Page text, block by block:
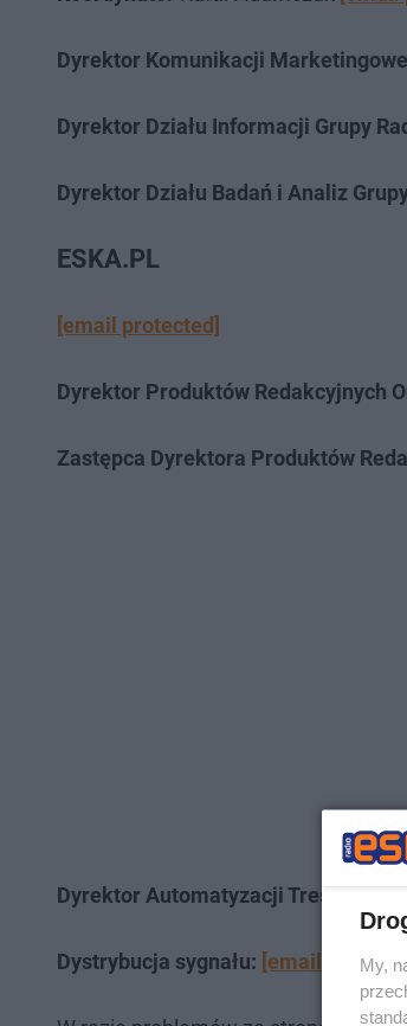
Dyrektor Komunikacji
Dyrektor Działu Informacji Grupy
Dyrektor Działu Badań i Analiz
ESKA.PL
[email protected]
Dyrektor Produktów Redakcyjnych
Zastępca Dyrektora Produktów
Dyrektor Automatyzacji Treści
Dystrybucja sygnału: [email
My,